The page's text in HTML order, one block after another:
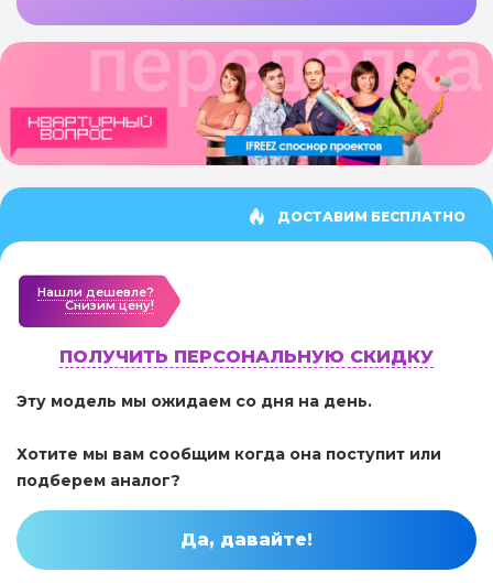
ДОСТАВИМ БЕСПЛАТНО
Нашли дешевле?
Cнизим цену!
ПОЛУЧИТЬ ПЕРСОНАЛЬНУЮ СКИДКУ
Эту модель мы ожидаем со дня на день.
Хотите мы вам сообщим когда она поступит или
подберем аналог?
Да, давайте!